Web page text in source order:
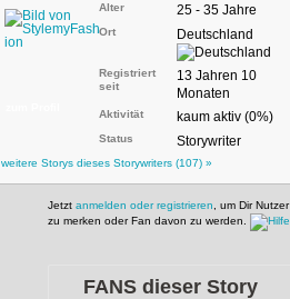
Alter 25 - 35 Jahre
Ort Deutschland
Registriert
seit
13 Jahren 10
Monaten
Aktivität kaum aktiv (0%)
Status Storywriter
weitere Storys dieses Storywriters (107) »
Jetzt anmelden oder registrieren , um Dir Nutzer
zu merken oder Fan davon zu werden.
FANS dieser Story